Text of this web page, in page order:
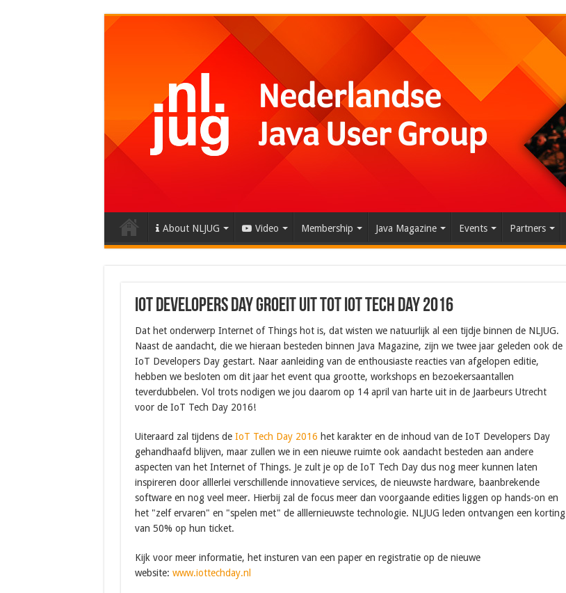
About NLJUG Video Membership Java Magazine Events Partners
IoT Developers Day groeit uit tot IoT Tech Day 2016
Dat het onderwerp Internet of Things hot is, dat wisten we natuurlijk al een tijdje binnen de NLJUG.
Naast de aandacht, die we hieraan besteden binnen Java Magazine, zijn we twee jaar geleden ook de
IoT Developers Day gestart. Naar aanleiding van de enthousiaste reacties van afgelopen editie,
hebben we besloten om dit jaar het event qua grootte, workshops en bezoekersaantallen
teverdubbelen. Vol trots nodigen we jou daarom op 14 april van harte uit in de Jaarbeurs Utrecht
voor de IoT Tech Day 2016!
Uiteraard zal tijdens de IoT Tech Day 2016 het karakter en de inhoud van de IoT Developers Day
gehandhaafd blijven, maar zullen we in een nieuwe ruimte ook aandacht besteden aan andere
aspecten van het Internet of Things. Je zult je op de IoT Tech Day dus nog meer kunnen laten
inspireren door alllerlei verschillende innovatieve services, de nieuwste hardware, baanbrekende
software en nog veel meer. Hierbij zal de focus meer dan voorgaande edities liggen op hands-on en
het "zelf ervaren" en "spelen met" de alllernieuwste technologie. NLJUG leden ontvangen een korting
van 50% op hun ticket.
Kijk voor meer informatie, het insturen van een paper en registratie op de nieuwe
website: www.iottechday.nl